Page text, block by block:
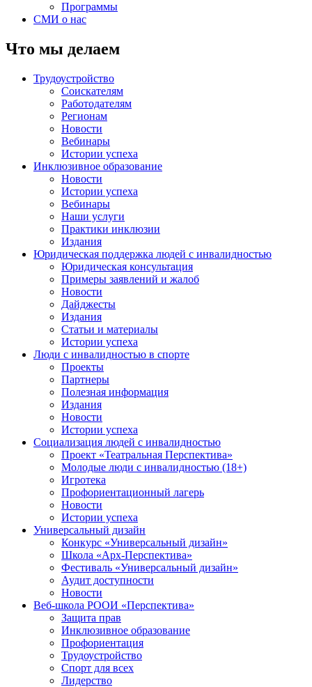
Программы
СМИ о нас
Что мы делаем
Трудоустройство
Соискателям
Работодателям
Регионам
Новости
Вебинары
Истории успеха
Инклюзивное образование
Новости
Истории успеха
Вебинары
Наши услуги
Практики инклюзии
Издания
Юридическая поддержка людей с инвалидностью
Юридическая консультация
Примеры заявлений и жалоб
Новости
Дайджесты
Издания
Статьи и материалы
Истории успеха
Люди с инвалидностью в спорте
Проекты
Партнеры
Полезная информация
Издания
Новости
Истории успеха
Социализация людей с инвалидностью
Проект «Театральная Перспектива»
Молодые люди с инвалидностью (18+)
Игротека
Профориентационный лагерь
Новости
Истории успеха
Универсальный дизайн
Конкурс «Универсальный дизайн»
Школа «Арх-Перспектива»
Фестиваль «Универсальный дизайн»
Аудит доступности
Новости
Веб-школа РООИ «Перспектива»
Защита прав
Инклюзивное образование
Профориентация
Трудоустройство
Спорт для всех
Лидерство